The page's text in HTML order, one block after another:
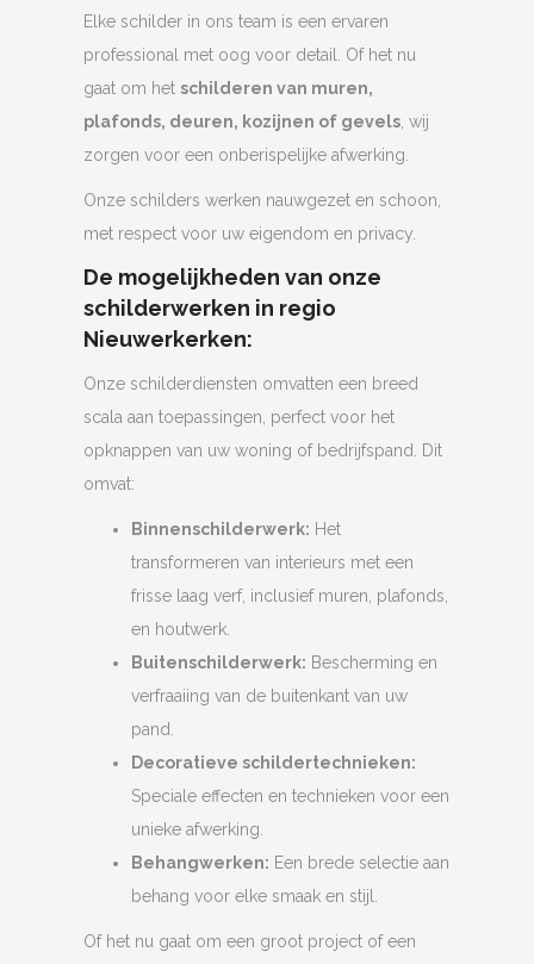
Elke schilder in ons team is een ervaren
professional met oog voor detail. Of het nu
gaat om het schilderen van muren,
plafonds, deuren, kozijnen of gevels, wij
zorgen voor een onberispelijke afwerking.
Onze schilders werken nauwgezet en schoon,
met respect voor uw eigendom en privacy.
De mogelijkheden van onze
schilderwerken in regio
Nieuwerkerken:
Onze schilderdiensten omvatten een breed
scala aan toepassingen, perfect voor het
opknappen van uw woning of bedrijfspand. Dit
omvat:
Binnenschilderwerk: Het
transformeren van interieurs met een
frisse laag verf, inclusief muren, plafonds,
en houtwerk.
Buitenschilderwerk: Bescherming en
verfraaiing van de buitenkant van uw
pand.
Decoratieve schildertechnieken:
Speciale effecten en technieken voor een
unieke afwerking.
Behangwerken: Een brede selectie aan
behang voor elke smaak en stijl.
Of het nu gaat om een groot project of een